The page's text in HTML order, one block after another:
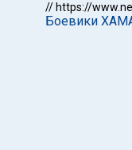
// https://
Боевики